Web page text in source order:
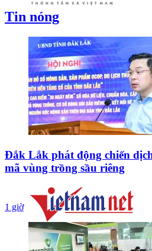
Tin nóng
Đắk Lắk phát động chiến
mã vùng trồng sầu riêng
1 giờ